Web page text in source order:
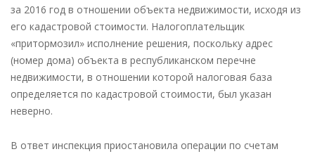
за 2016 год в отношении объекта недвижимости, исходя из
его кадастровой стоимости. Налогоплательщик
«притормозил» исполнение решения, поскольку адрес
(номер дома) объекта в республиканском перечне
недвижимости, в отношении которой налоговая база
определяется по кадастровой стоимости, был указан
неверно.
В ответ инспекция приостановила операции по счетам